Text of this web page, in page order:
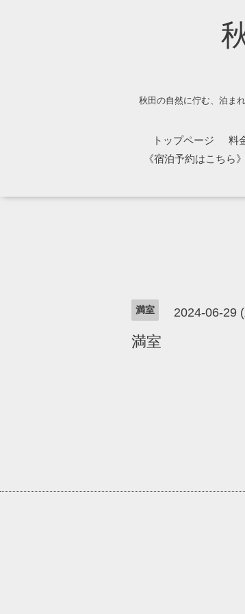
秋田の自然に佇む、泊ま
トップページ 料
《宿泊予約はこちら》
満室 2024-06-29
満室